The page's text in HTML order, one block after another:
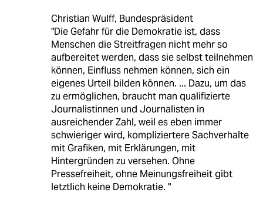
Christian Wulff, Bundespräsident
"Die Gefahr für die Demokratie ist, dass
Menschen die Streitfragen nicht mehr so
aufbereitet werden, dass sie selbst teilnehmen
können, Einfluss nehmen können, sich ein
eigenes Urteil bilden können. ... Dazu, um das
zu ermöglichen, braucht man qualifizierte
Journalistinnen und Journalisten in
ausreichender Zahl, weil es eben immer
schwieriger wird, kompliziertere Sachverhalte
mit Grafiken, mit Erklärungen, mit
Hintergründen zu versehen. Ohne
Pressefreiheit, ohne Meinungsfreiheit gibt
letztlich keine Demokratie. "